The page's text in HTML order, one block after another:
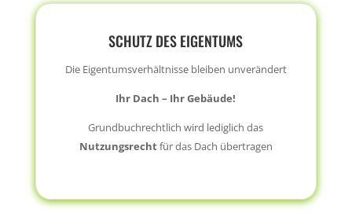
SCHUTZ DES EIGENTUMS
Die Eigentumsverhältnisse bleiben unverändert
Ihr Dach – Ihr Gebäude!
Grundbuchrechtlich wird lediglich das
Nutzungsrechtfür das Dach übertragen